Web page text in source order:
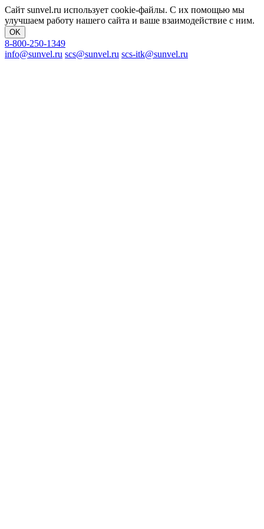
Сайт sunvel.ru использует cookie-файлы. С их помощью мы
улучшаем работу нашего сайта и ваше взаимодействие с ним.
OK
8-800-250-1349
info@sunvel.ru scs@sunvel.ru scs-itk@sunvel.ru